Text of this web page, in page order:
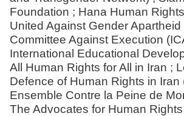
Foundation ; Hana Human
United Against Gender Apartheid
Committee Against Execution
International Educational
All Human Rights for All in Iran ;
Defence of Human Rights in Iran
Ensemble Contre la Peine de
The Advocates for Human